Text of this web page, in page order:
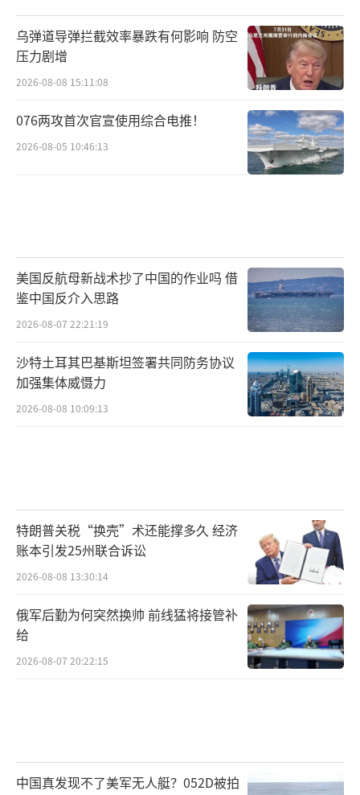
乌弹道导弹拦截效率暴跌有何影响 防空
压力剧增
2026-08-08 15:11:08
076两攻首次官宣使用综合电推！
2026-08-05 10:46:13
美国反航母新战术抄了中国的作业吗 借
鉴中国反介入思路
2026-08-07 22:21:19
沙特土耳其巴基斯坦签署共同防务协议
加强集体威慑力
2026-08-08 10:09:13
特朗普关税“换壳”术还能撑多久 经济
账本引发25州联合诉讼
2026-08-08 13:30:14
俄军后勤为何突然换帅 前线猛将接管补
给
2026-08-07 20:22:15
中国真发现不了美军无人艇？052D被拍